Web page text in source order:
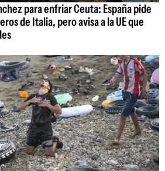
para enfriar Ceuta: España pide
de Italia, pero avisa a la UE que